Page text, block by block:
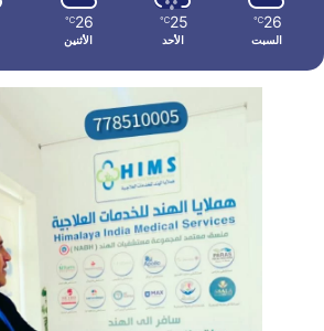
26
℃
السبت
25
℃
الأحد
26
℃
الأثنين